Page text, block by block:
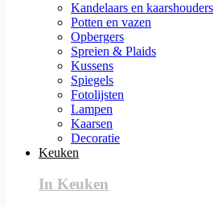
Kandelaars en kaarshouders
Potten en vazen
Opbergers
Spreien & Plaids
Kussens
Spiegels
Fotolijsten
Lampen
Kaarsen
Decoratie
Keuken
In Keuken